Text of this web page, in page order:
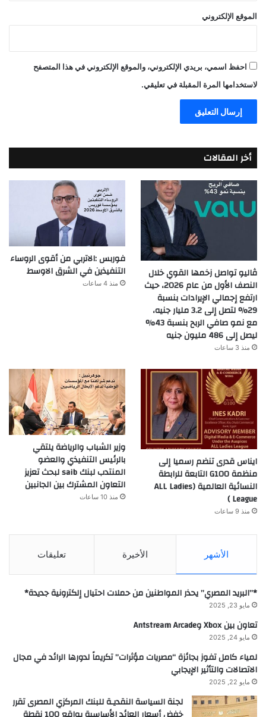
الموقع الإلكتروني
احفظ اسمي، بريدي الإلكتروني، والموقع الإلكتروني في هذا المتصفح
لاستخدامها المرة المقبلة في تعليقي.
أخر المقالات
ڤاليو تواصل زخمها القوي خلال
النصف الأول من عام 2026، حيث
ارتفع إجمالي الإيرادات بنسبة
29% لتصل إلى 3.2 مليار جنيه،
مع نمو صافي الربح بنسبة 43%
ليصل إلى 486 مليون جنيه
منذ 3 ساعات
فوربس :الاتربي من أقوى الروساء
التنفيذين في الشرق الاوسط
منذ 4 ساعات
ايناس قدرى تنضم رسميا إلى
منظمة G100 التابعة للرابطة
النسائية العالمية (ALL Ladies
League )
منذ 9 ساعات
وزير الشباب والرياضة يلتقي
بالرئيس التنفيذي والعضو
المنتدب لبنك saib لبحث تعزيز
التعاون المشترك بين الجانبين
منذ 10 ساعات
الأشهر الأخيرة تعليقات
*”البريد المصري” يحذر المواطنين من حملات احتيال إلكترونية جديدة*
مايو 23, 2025
تعاون بين Xbox وAntstream Arcade
مايو 24, 2025
لمياء كامل تفوز بجائزة “مصريات مؤثرات” تكريماً لدورها الرائد في مجال
الاتصالات والتأثير الإيجابي
مايو 22, 2025
لجنة السياسة النقديـة للبنك المركزي المصرى تقرر